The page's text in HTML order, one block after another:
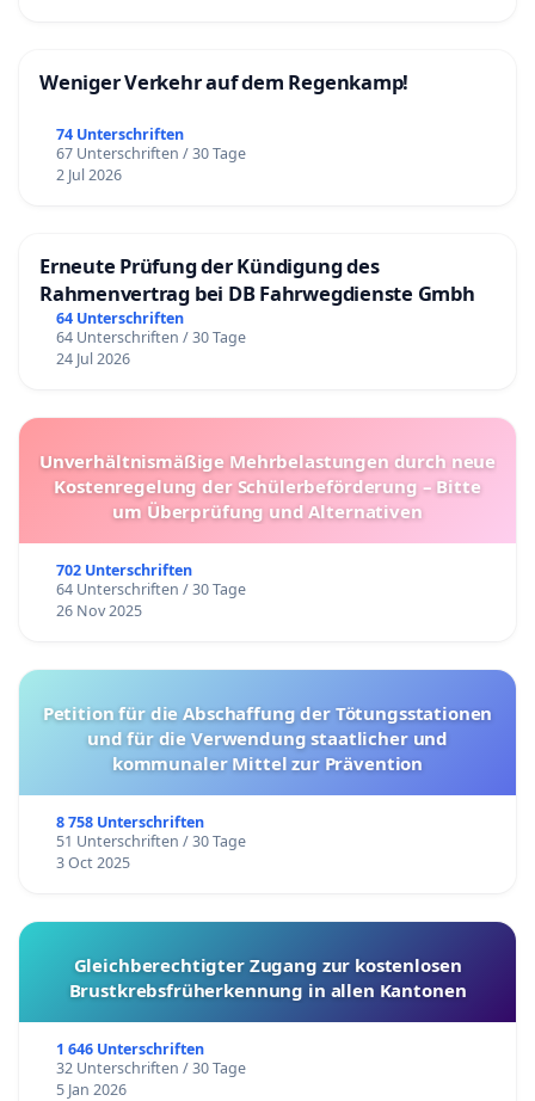
Weniger Verkehr auf dem Regenkamp!
74 Unterschriften
67 Unterschriften / 30 Tage
2 Jul 2026
Erneute Prüfung der Kündigung des
Rahmenvertrag bei DB Fahrwegdienste Gmbh
64 Unterschriften
64 Unterschriften / 30 Tage
24 Jul 2026
Unverhältnismäßige Mehrbelastungen durch neue
Kostenregelung der Schülerbeförderung – Bitte
um Überprüfung und Alternativen
702 Unterschriften
64 Unterschriften / 30 Tage
26 Nov 2025
Petition für die Abschaffung der Tötungsstationen
und für die Verwendung staatlicher und
kommunaler Mittel zur Prävention
8 758 Unterschriften
51 Unterschriften / 30 Tage
3 Oct 2025
Gleichberechtigter Zugang zur kostenlosen
Brustkrebsfrüherkennung in allen Kantonen
1 646 Unterschriften
32 Unterschriften / 30 Tage
5 Jan 2026